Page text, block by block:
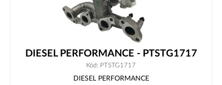
DIESEL PERFORMANCE - PTSTG1717
Kód: PTSTG1717
DIESEL PERFORMANCE